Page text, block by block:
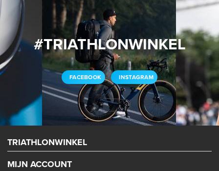
#TRIATHLONWINKEL
FACEBOOK INSTAGRAM
TRIATHLONWINKEL
MIJN ACCOUNT